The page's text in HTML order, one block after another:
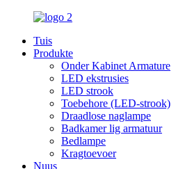
Tuis
Produkte
Onder Kabinet Armature
LED ekstrusies
LED strook
Toebehore (LED-strook)
Draadlose naglampe
Badkamer lig armatuur
Bedlampe
Kragtoevoer
Nuus